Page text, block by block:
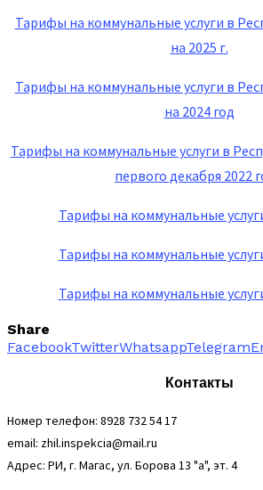
Тарифы на коммунальные услуги в
на 2025 г.
Тарифы на коммунальные услуги в
на 2024 год
Тарифы на коммунальные услуги в
первого декабря 2022
Тарифы на коммунальные
Тарифы на коммунальные
Тарифы на коммунальные
Share
FacebookTwitterWhatsappTelegram
Контакты
Номер телефон: 8928 732 54 17
email: zhil.inspekcia@mail.ru
Адрес: РИ, г. Магас, ул. Борова 13 "а", эт. 4